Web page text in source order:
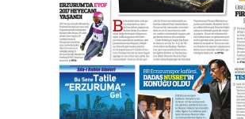
26 Mart 2026 Perşembe
Cem Bakırcı
Ardında bıraktığı hatıralarıyla
gönül adamı Faruk Terzioğlu!
13 Mayıs 2026 Çarşamba
Esat BİNDESEN